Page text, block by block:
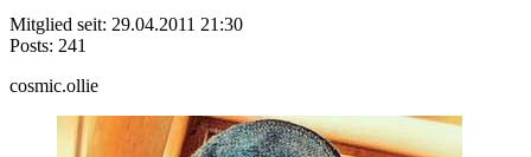
Mitglied seit: 29.04.2011 21:30
Posts: 241
cosmic.ollie